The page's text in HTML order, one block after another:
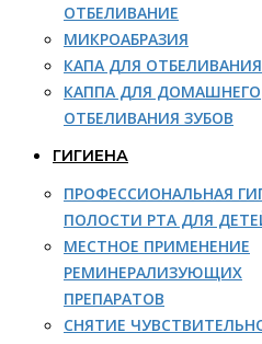
ОТБЕЛИВАНИЕ
МИКРОАБРАЗИЯ
КАПА ДЛЯ ОТБЕЛИВАНИЯ
КАППА ДЛЯ ДОМАШНЕГО
ОТБЕЛИВАНИЯ ЗУБОВ
ГИГИЕНА
ПРОФЕССИОНАЛЬНАЯ
ПОЛОСТИ РТА ДЛЯ
МЕСТНОЕ ПРИМЕНЕНИЕ
РЕМИНЕРАЛИЗУЮЩИХ
ПРЕПАРАТОВ
СНЯТИЕ